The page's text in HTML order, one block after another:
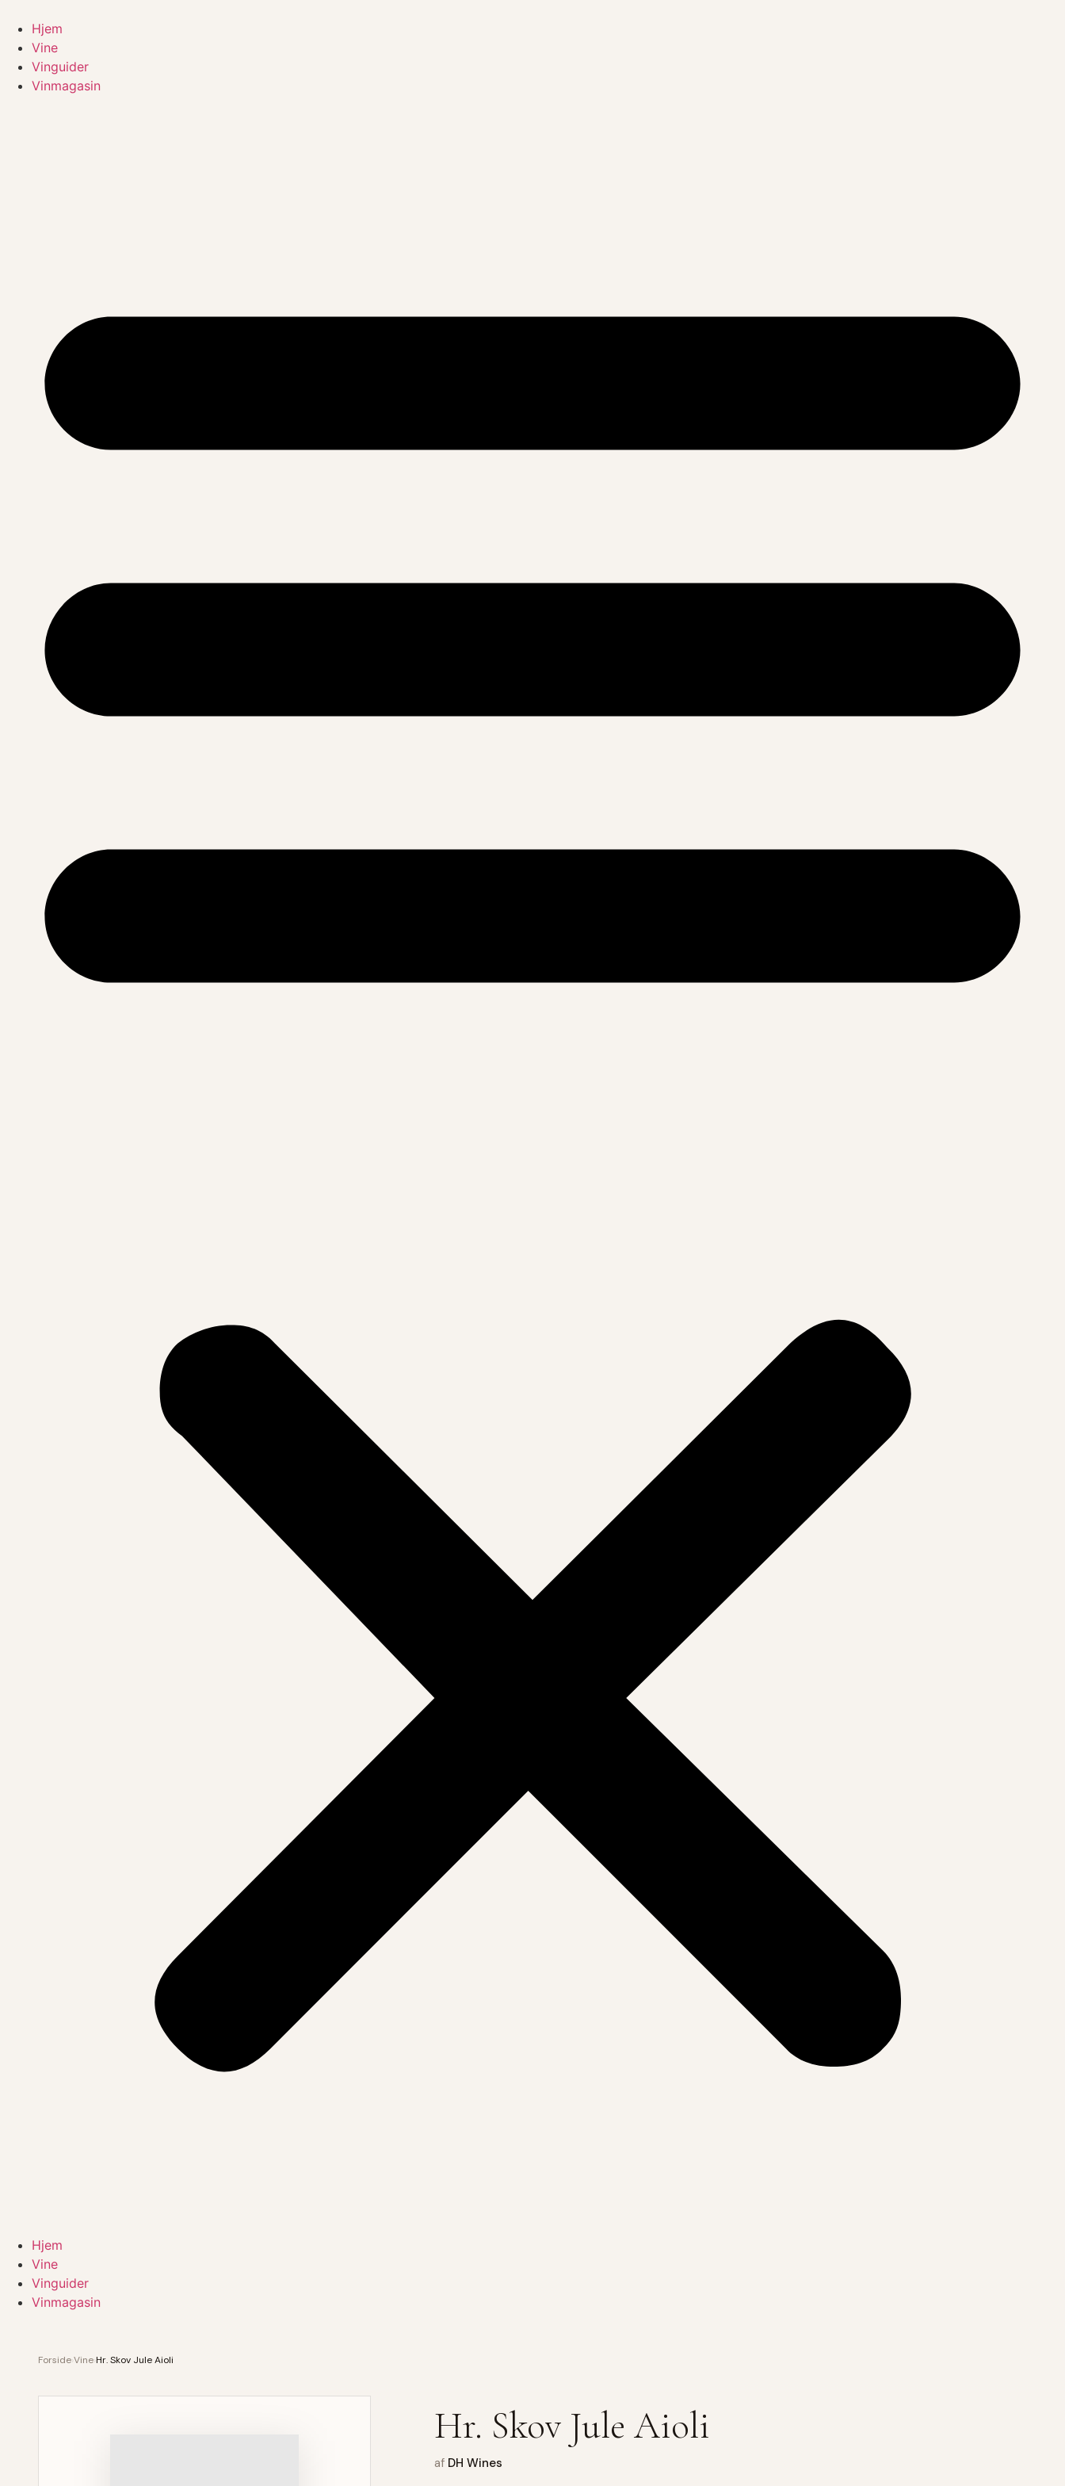
indhold
Hjem
Vine
Vinguider
Vinmagasin
Hjem
Vine
Vinguider
Vinmagasin
ForsideVineHr. Skov Jule Aioli
Hr. Skov Jule Aioli
af DH Wines